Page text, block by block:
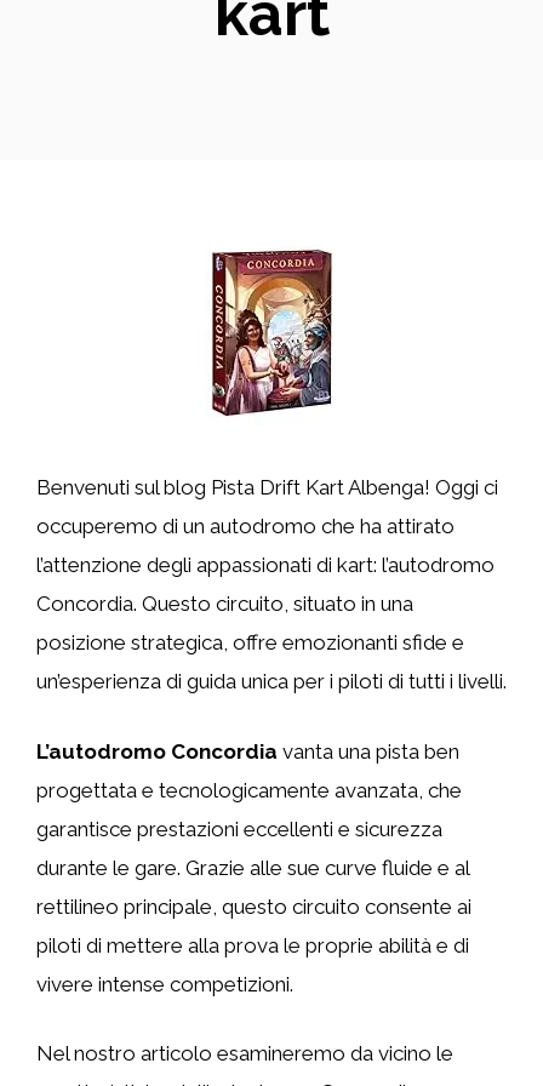
Benvenuti sul blog Pista Drift Kart Albenga! Oggi ci
occuperemo di un autodromo che ha attirato
l’attenzione degli appassionati di kart: l’autodromo
Concordia. Questo circuito, situato in una
posizione strategica, offre emozionanti sfide e
un’esperienza di guida unica per i piloti di tutti i livelli.
L’autodromo Concordia vanta una pista ben
progettata e tecnologicamente avanzata, che
garantisce prestazioni eccellenti e sicurezza
durante le gare. Grazie alle sue curve fluide e al
rettilineo principale, questo circuito consente ai
piloti di mettere alla prova le proprie abilità e di
vivere intense competizioni.
Nel nostro articolo esamineremo da vicino le